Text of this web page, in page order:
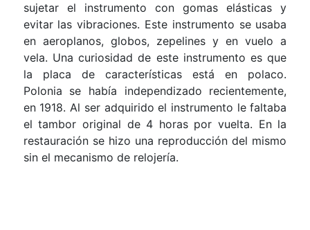
sujetar el instrumento con gomas elásticas y
evitar las vibraciones. Este instrumento se usaba
en aeroplanos, globos, zepelines y en vuelo a
vela. Una curiosidad de este instrumento es que
la placa de características está en polaco.
Polonia se había independizado recientemente,
en 1918. Al ser adquirido el instrumento le faltaba
el tambor original de 4 horas por vuelta. En la
restauración se hizo una reproducción del mismo
sin el mecanismo de relojería.